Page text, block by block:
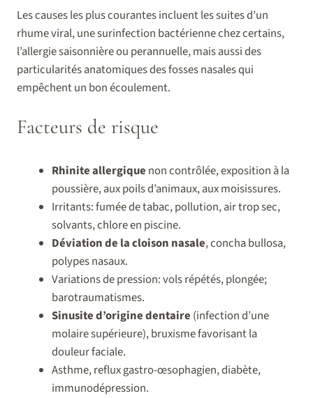
Les causes les plus courantes incluent les suites d’un
rhume viral, une surinfection bactérienne chez certains,
l’allergie saisonnière ou perannuelle, mais aussi des
particularités anatomiques des fosses nasales qui
empêchent un bon écoulement.
Facteurs de risque
Rhinite allergique non contrôlée, exposition à la
poussière, aux poils d’animaux, aux moisissures.
Irritants: fumée de tabac, pollution, air trop sec,
solvants, chlore en piscine.
Déviation de la cloison nasale, concha bullosa,
polypes nasaux.
Variations de pression: vols répétés, plongée;
barotraumatismes.
Sinusite d’origine dentaire (infection d’une
molaire supérieure), bruxisme favorisant la
douleur faciale.
Asthme, reflux gastro-œsophagien, diabète,
immunodépression.